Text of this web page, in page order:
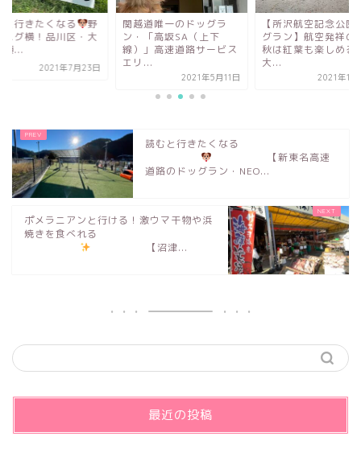
道唯一のドッグラ
「高坂SA（上下
高速道路サービス
【所沢航空記念公園ドッ
グラン】航空発祥の地！
秋は紅葉も楽しめる！
大...
2021年11月11日
何でもそろう多摩の
ホームセンター
「
ンズ町田...
読むと行きたくなる
【新東名高速
道路のドッグラン・NEO...
ポメラニアンと行ける！激ウマ干物や浜
焼きを食べれる
【沼津...
最近の投稿